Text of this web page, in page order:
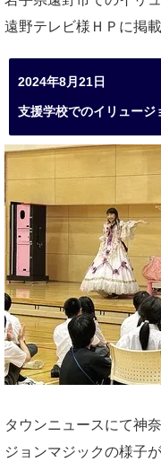
遠野テレビ様ＨＰに掲
2024年8月21日
支援学校でのイリュージ
タウンニュースにて神
ジョンマジックの様子